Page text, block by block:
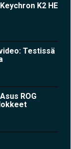
K2 HE
Testissä
ROG